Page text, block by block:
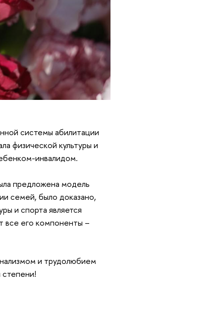
системы абилитации
физической культуры и
инвалидом.
предложена модель
семей, было доказано,
и спорта является
все его компоненты –
и трудолюбием